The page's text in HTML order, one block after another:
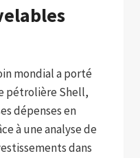
mondial a porté
pétrolière Shell,
dépenses en
à une analyse de
dans